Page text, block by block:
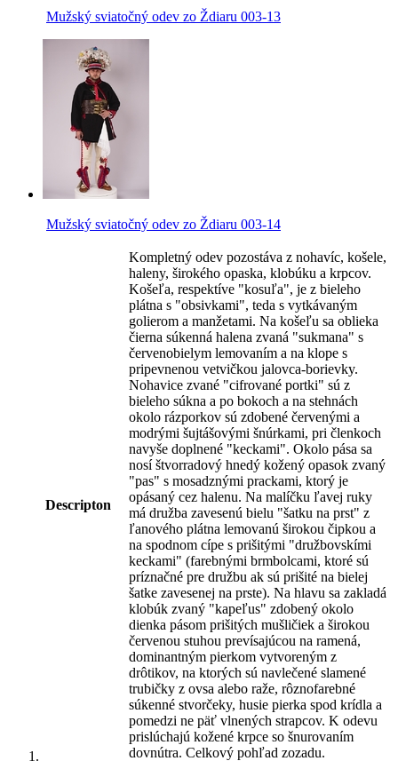
Mužský sviatočný odev zo Ždiaru 003-13
Mužský sviatočný odev zo Ždiaru 003-14
Descripton
Kompletný odev pozostáva z nohavíc, košele,
haleny, širokého opaska, klobúku a krpcov.
Košeľa, respektíve "kosuľa", je z bieleho
plátna s "obsivkami", teda s vytkávaným
golierom a manžetami. Na košeľu sa oblieka
čierna súkenná halena zvaná "sukmana" s
červenobielym lemovaním a na klope s
pripevnenou vetvičkou jalovca-borievky.
Nohavice zvané "cifrované portki" sú z
bieleho súkna a po bokoch a na stehnách
okolo rázporkov sú zdobené červenými a
modrými šujtášovými šnúrkami, pri členkoch
navyše doplnené "keckami". Okolo pása sa
nosí štvorradový hnedý kožený opasok zvaný
"pas" s mosadznými prackami, ktorý je
opásaný cez halenu. Na malíčku ľavej ruky
má družba zavesenú bielu "šatku na prst" z
ľanového plátna lemovanú širokou čipkou a
na spodnom cípe s prišitými "družbovskími
keckami" (farebnými brmbolcami, ktoré sú
príznačné pre družbu ak sú prišité na bielej
šatke zavesenej na prste). Na hlavu sa zakladá
klobúk zvaný "kapeľus" zdobený okolo
dienka pásom prišitých mušličiek a širokou
červenou stuhou prevísajúcou na ramená,
dominantným pierkom vytvoreným z
drôtikov, na ktorých sú navlečené slamené
trubičky z ovsa alebo raže, rôznofarebné
súkenné stvorčeky, husie pierka spod krídla a
pomedzi ne päť vlnených strapcov. K odevu
prislúchajú kožené krpce so šnurovaním
dovnútra. Celkový pohľad zozadu.